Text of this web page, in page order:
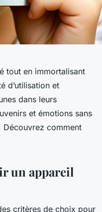
tout en immortalisant
d’utilisation et
dans leurs
et émotions sans
Découvrez comment
un appareil
critères de choix pour